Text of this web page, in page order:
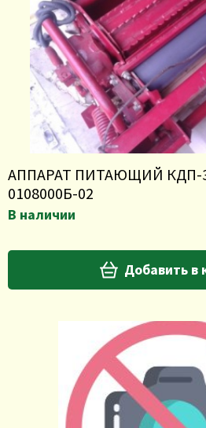
АППАРАТ ПИТАЮЩИЙ КДП-
0108000Б-02
В наличии
Добавить в